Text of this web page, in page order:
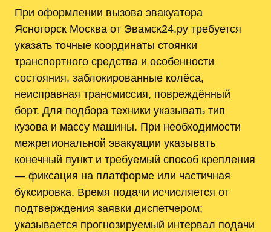
При оформлении вызова эвакуатора
Ясногорск Москва от Эвамск24.ру требуется
указать точные координаты стоянки
транспортного средства и особенности
состояния, заблокированные колёса,
неисправная трансмиссия, повреждённый
борт. Для подбора техники указывать тип
кузова и массу машины. При необходимости
межрегиональной эвакуации указывать
конечный пункт и требуемый способ крепления
— фиксация на платформе или частичная
буксировка. Время подачи исчисляется от
подтверждения заявки диспетчером;
указывается прогнозируемый интервал подачи